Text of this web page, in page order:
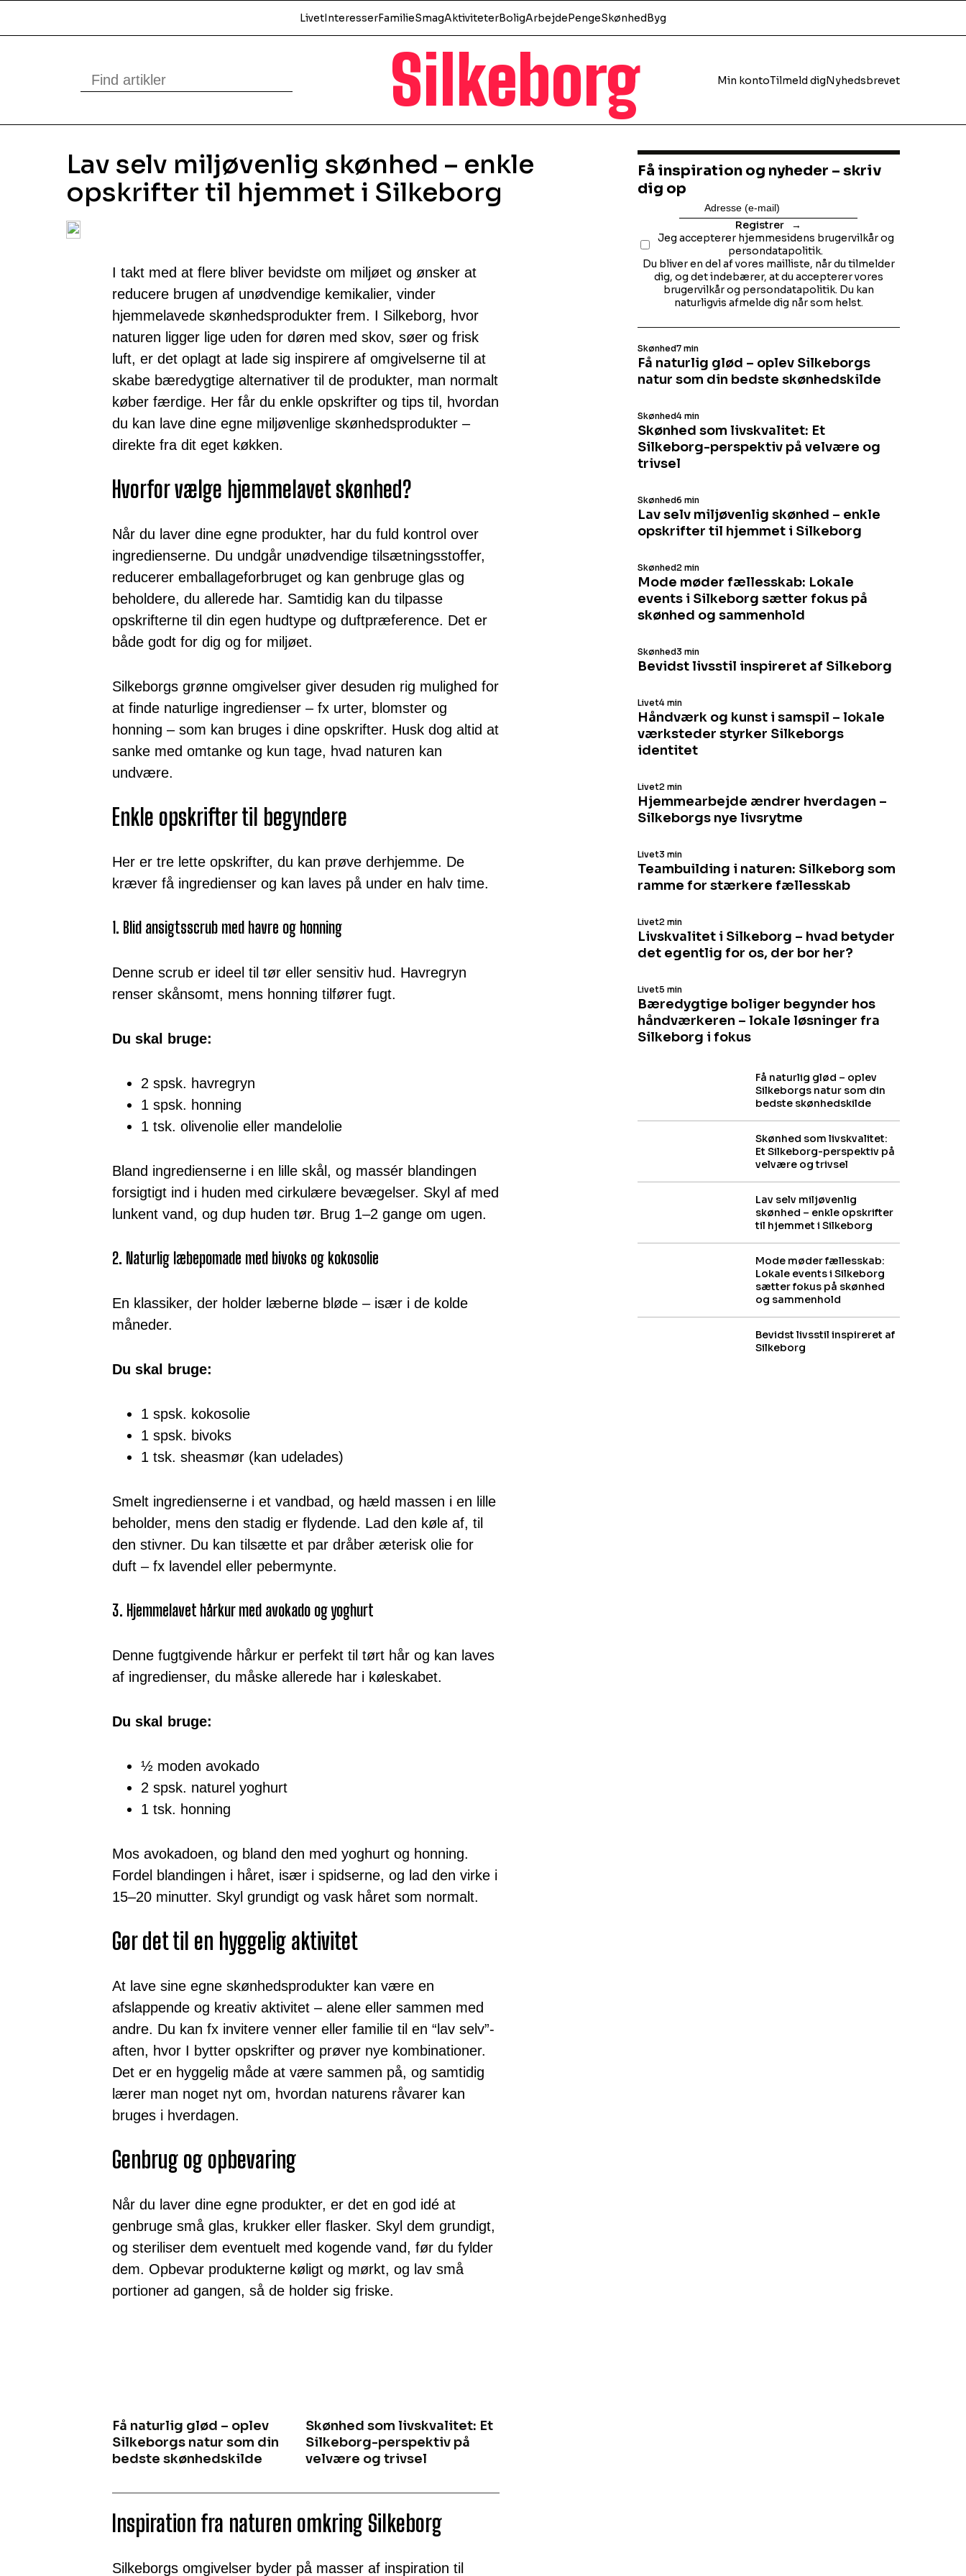
Silkeborg Min kontoTilmeld digNyhedsbrevet
LivetInteresserFamilieSmagAktiviteterBoligArbejdePengeSkønhedByg
Lav selv miljøvenlig skønhed – enkle
opskrifter til hjemmet i Silkeborg
I takt med at flere bliver bevidste om miljøet og ønsker at
reducere brugen af unødvendige kemikalier, vinder
hjemmelavede skønhedsprodukter frem. I Silkeborg, hvor
naturen ligger lige uden for døren med skov, søer og frisk
luft, er det oplagt at lade sig inspirere af omgivelserne til at
skabe bæredygtige alternativer til de produkter, man normalt
køber færdige. Her får du enkle opskrifter og tips til, hvordan
du kan lave dine egne miljøvenlige skønhedsprodukter –
direkte fra dit eget køkken.
Hvorfor vælge hjemmelavet skønhed?
Når du laver dine egne produkter, har du fuld kontrol over
ingredienserne. Du undgår unødvendige tilsætningsstoffer,
reducerer emballageforbruget og kan genbruge glas og
beholdere, du allerede har. Samtidig kan du tilpasse
opskrifterne til din egen hudtype og duftpræference. Det er
både godt for dig og for miljøet.
Silkeborgs grønne omgivelser giver desuden rig mulighed for
at finde naturlige ingredienser – fx urter, blomster og
honning – som kan bruges i dine opskrifter. Husk dog altid at
sanke med omtanke og kun tage, hvad naturen kan
undvære.
Enkle opskrifter til begyndere
Her er tre lette opskrifter, du kan prøve derhjemme. De
kræver få ingredienser og kan laves på under en halv time.
1. Blid ansigtsscrub med havre og honning
Denne scrub er ideel til tør eller sensitiv hud. Havregryn
renser skånsomt, mens honning tilfører fugt.
Du skal bruge:
2 spsk. havregryn
1 spsk. honning
1 tsk. olivenolie eller mandelolie
Bland ingredienserne i en lille skål, og massér blandingen
forsigtigt ind i huden med cirkulære bevægelser. Skyl af med
lunkent vand, og dup huden tør. Brug 1–2 gange om ugen.
2. Naturlig læbepomade med bivoks og kokosolie
En klassiker, der holder læberne bløde – især i de kolde
måneder.
Du skal bruge:
1 spsk. kokosolie
1 spsk. bivoks
1 tsk. sheasmør (kan udelades)
Smelt ingredienserne i et vandbad, og hæld massen i en lille
beholder, mens den stadig er flydende. Lad den køle af, til
den stivner. Du kan tilsætte et par dråber æterisk olie for
duft – fx lavendel eller pebermynte.
3. Hjemmelavet hårkur med avokado og yoghurt
Denne fugtgivende hårkur er perfekt til tørt hår og kan laves
af ingredienser, du måske allerede har i køleskabet.
Du skal bruge:
½ moden avokado
2 spsk. naturel yoghurt
1 tsk. honning
Mos avokadoen, og bland den med yoghurt og honning.
Fordel blandingen i håret, især i spidserne, og lad den virke i
15–20 minutter. Skyl grundigt og vask håret som normalt.
Gør det til en hyggelig aktivitet
At lave sine egne skønhedsprodukter kan være en
afslappende og kreativ aktivitet – alene eller sammen med
andre. Du kan fx invitere venner eller familie til en “lav selv”-
aften, hvor I bytter opskrifter og prøver nye kombinationer.
Det er en hyggelig måde at være sammen på, og samtidig
lærer man noget nyt om, hvordan naturens råvarer kan
bruges i hverdagen.
Genbrug og opbevaring
Når du laver dine egne produkter, er det en god idé at
genbruge små glas, krukker eller flasker. Skyl dem grundigt,
og steriliser dem eventuelt med kogende vand, før du fylder
dem. Opbevar produkterne køligt og mørkt, og lav små
portioner ad gangen, så de holder sig friske.
Få naturlig glød – oplev
Silkeborgs natur som din
bedste skønhedskilde
Skønhed som livskvalitet: Et
Silkeborg-perspektiv på
velvære og trivsel
Inspiration fra naturen omkring Silkeborg
Silkeborgs omgivelser byder på masser af inspiration til
Få inspiration og nyheder – skriv
dig op
Registrer
Jeg accepterer hjemmesidens brugervilkår og
persondatapolitik.
Du bliver en del af vores mailliste, når du tilmelder
dig, og det indebærer, at du accepterer vores
brugervilkår og persondatapolitik. Du kan
naturligvis afmelde dig når som helst.
Få naturlig glød – oplev Silkeborgs
natur som din bedste skønhedskilde
Skønhed7 min
Skønhed som livskvalitet: Et
Silkeborg-perspektiv på velvære og
trivsel
Skønhed4 min
Lav selv miljøvenlig skønhed – enkle
opskrifter til hjemmet i Silkeborg
Skønhed6 min
Mode møder fællesskab: Lokale
events i Silkeborg sætter fokus på
skønhed og sammenhold
Skønhed2 min
Bevidst livsstil inspireret af Silkeborg
Skønhed3 min
Håndværk og kunst i samspil – lokale
værksteder styrker Silkeborgs
identitet
Livet4 min
Hjemmearbejde ændrer hverdagen –
Silkeborgs nye livsrytme
Livet2 min
Teambuilding i naturen: Silkeborg som
ramme for stærkere fællesskab
Livet3 min
Livskvalitet i Silkeborg – hvad betyder
det egentlig for os, der bor her?
Livet2 min
Bæredygtige boliger begynder hos
håndværkeren – lokale løsninger fra
Silkeborg i fokus
Livet5 min
Få naturlig glød – oplev
Silkeborgs natur som din
bedste skønhedskilde
Skønhed som livskvalitet:
Et Silkeborg-perspektiv på
velvære og trivsel
Lav selv miljøvenlig
skønhed – enkle opskrifter
til hjemmet i Silkeborg
Mode møder fællesskab:
Lokale events i Silkeborg
sætter fokus på skønhed
og sammenhold
Bevidst livsstil inspireret af
Silkeborg